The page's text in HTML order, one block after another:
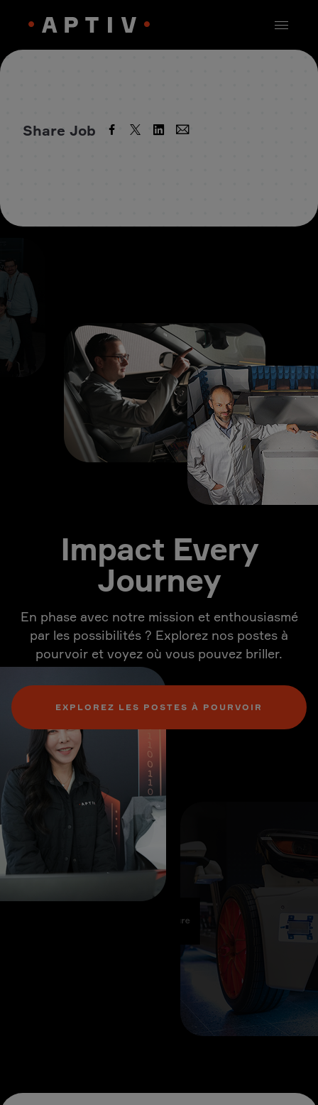
Share Job
Impact Every
Journey
En phase avec notre mission et enthousiasmé
par les possibilités ? Explorez nos postes à
pourvoir et voyez où vous pouvez briller.
EXPLOREZ LES POSTES À POURVOIR